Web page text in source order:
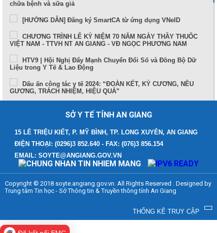
chữa bệnh và sữa giả
[HƯỚNG DẪN] Đăng ký SmartCA từ ứng dụng VNeID
CHƯƠNG TRÌNH LỄ KỶ NIỆM 70 NĂM NGÀY THẦY THUỐC
VIỆT NAM - TTVH NT AN GIANG - VĐ NGỌC PHƯƠNG NAM
HTV9 | Hội Nghị Đẩy Mạnh Chuyển Đổi Số và Đồng Bộ Dữ
Liệu trong Y Tế & Lao Động
Dấu ấn công tác y tế 2024: “ĐOÀN KẾT, KỶ CƯƠNG, NÊU
GƯƠNG, TRÁCH NHIỆM, HIỆU QUẢ”
tiến bộ trong tiếp cận, điều trị hiện nay
TUẦN LỄ THẾ GIỚI NUÔI CON BẰNG SỮA MẸ (1 – 7/8/2024)
Thông điệp phòng, chống bệnh bạch hầu
Những điểm mới trong Luật Khám bệnh, chữa bệnh (sửa đổi)
năm 2023
Cách xử trí người bị say nắng, say nóng
SỞ Y TẾ TỈNH AN GIANG
15 LÊ TRIỆU KIẾT, P. MỸ BÌNH, TP. LONG XUYÊN, AN GIANG
ĐIỆN THOẠI: (0296)3 852.640 - FAX: (076)3 856.154
EMAIL: SOYTE@ANGIANG.GOV.VN
Copyright © 2018 soyte.angiang.gov.vn. All Rights Reserved . Designed by
Trung tâm Tin học - Sở Thông tin & Truyền thông tỉnh An Giang
THỐNG KÊ TRUY CẬP